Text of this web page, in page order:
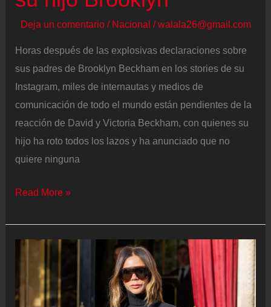
Deja un comentario / Nacional /walala26@gmail.com
Horas después de las explosivas declaraciones sobre
sus padres de Brooklyn Beckham en los stories de su
Instagram, miles de internautas y medios de
comunicación de todo el mundo están pendientes de la
reacción de David y Victoria Beckham, con quienes su
hijo ha roto todos los lazos y ha anunciado que no
quiere ninguna
David
habla
en
Davos
peligro
Read More »